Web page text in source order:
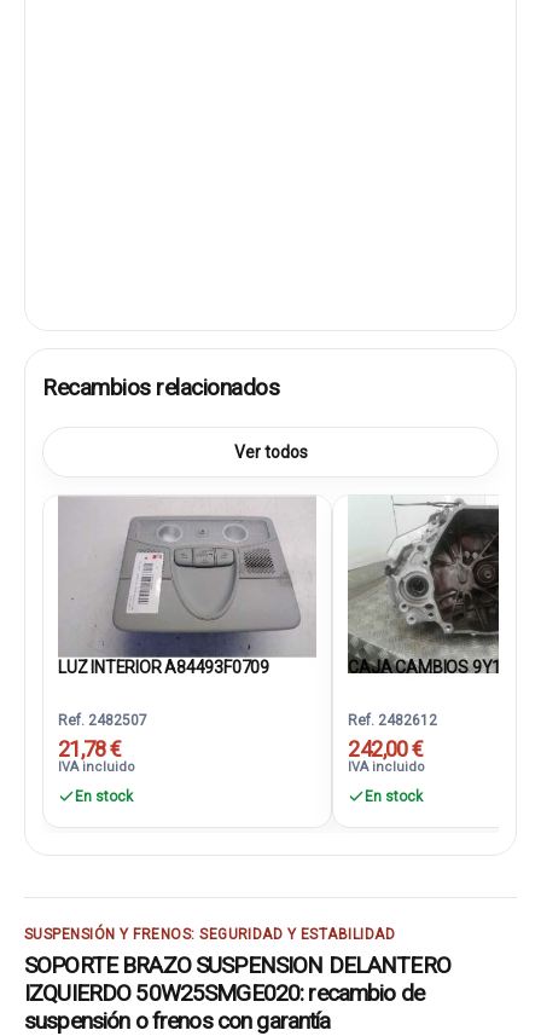
Recambios relacionados
Ver todos
LUZ INTERIOR A84493F0709
Ref. 2482507
21,78 €
IVA incluido
En stock
CAJA CAMBIOS
Ref. 2482612
242,00 €
IVA incluido
En stock
SUSPENSIÓN Y FRENOS: SEGURIDAD Y ESTABILIDAD
SOPORTE BRAZO SUSPENSION DELANTERO
IZQUIERDO 50W25SMGE020: recambio de
suspensión o frenos con garantía